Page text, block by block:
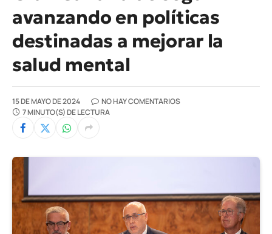
avanzando en políticas
destinadas a mejorar la
salud mental
15 DE MAYO DE 2024
NO HAY COMENTARIOS
7 MINUTO(S) DE LECTURA